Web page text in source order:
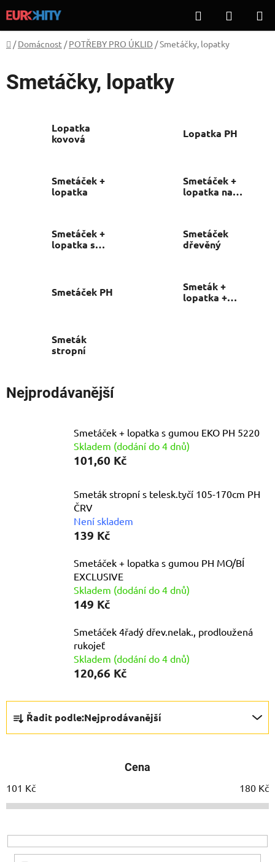
na
obsah
Hledat
KOŠÍK
Domů
/ Domácnost / POTŘEBY PRO ÚKLID /Smetáčky, lopatky
Smetáčky, lopatky
Lopatka
kovová
Lopatka PH
Smetáček +
lopatka
Smetáček +
lopatka na
Smetáček +
lopatka s
Smetáček
dřevěný
Smetáček PH
Smeták +
lopatka +
Smeták
stropní
Nejprodávanější
Smetáček + lopatka s gumou EKO PH 5220
Skladem (dodání do 4 dnů)
101,60 Kč
Smeták stropní s telesk.tyčí 105-170cm PH
ČRV
Není skladem
139 Kč
Smetáček + lopatka s gumou PH MO/BÍ
EXCLUSIVE
Skladem (dodání do 4 dnů)
149 Kč
Smetáček 4řadý dřev.nelak., prodloužená
rukojeť
Skladem (dodání do 4 dnů)
120,66 Kč
í
p
o
d
Řadit podle:Nejprodávanější
Cena
101 Kč 180 Kč